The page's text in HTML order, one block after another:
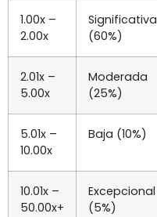
1.00x –
2.00x
Significativa
(60%)
2.01x –
5.00x
Moderada
(25%)
5.01x –
10.00x
Baja (10%)
10.01x –
50.00x+
Excepcional
(5%)